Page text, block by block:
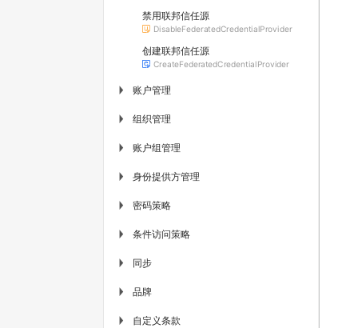
禁用联邦信任源
DisableFederatedCredentialProvider
创建联邦信任源
CreateFederatedCredentialProvider
▶ 账户管理
▶ 组织管理
▶ 账户组管理
▶ 身份提供方管理
▶ 密码策略
▶ 条件访问策略
▶ 同步
▶ 品牌
▶ 自定义条款